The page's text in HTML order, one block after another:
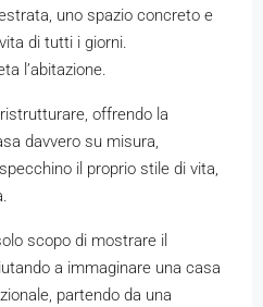
uno spazio concreto e
di tutti i giorni.
l’abitazione.
offrendo la
davvero su misura,
il proprio stile di vita,
scopo di mostrare il
a immaginare una casa
partendo da una